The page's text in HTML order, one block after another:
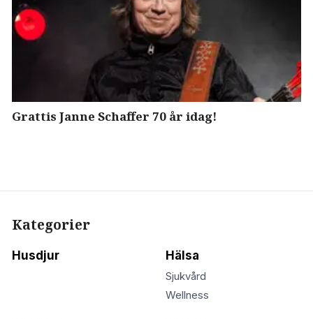
Grattis Janne Schaffer 70 år idag!
Kategorier
Husdjur Hälsa
Sjukvård
Wellness